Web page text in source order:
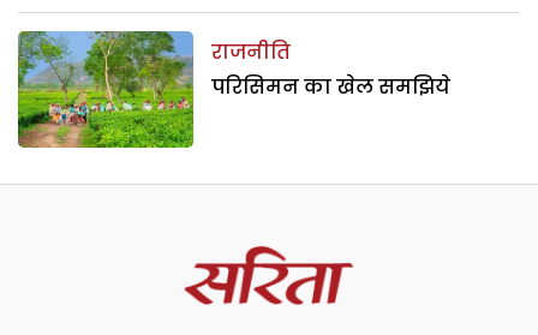
राजनीति
परिसिमन का खेल समझिये